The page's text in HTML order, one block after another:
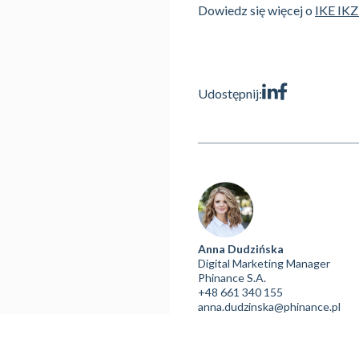
Dowiedz się więcej o IKE
Udostępnij:
Anna Dudzińska
Digital Marketing Manager
Phinance S.A.
+48 661 340 155
anna.dudzinska@phinance.pl